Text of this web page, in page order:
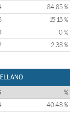
84,85 %
15,15 %
0 %
2,38 %
%
40,48 %